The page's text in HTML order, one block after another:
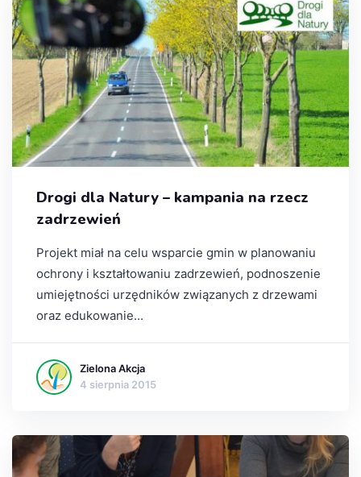
Drogi dla Natury – kampania na rzecz
zadrzewień
Projekt miał na celu wsparcie gmin w planowaniu
ochrony i kształtowaniu zadrzewień, podnoszenie
umiejętności urzędników związanych z drzewami
oraz edukowanie...
Zielona Akcja
4 sierpnia 2015